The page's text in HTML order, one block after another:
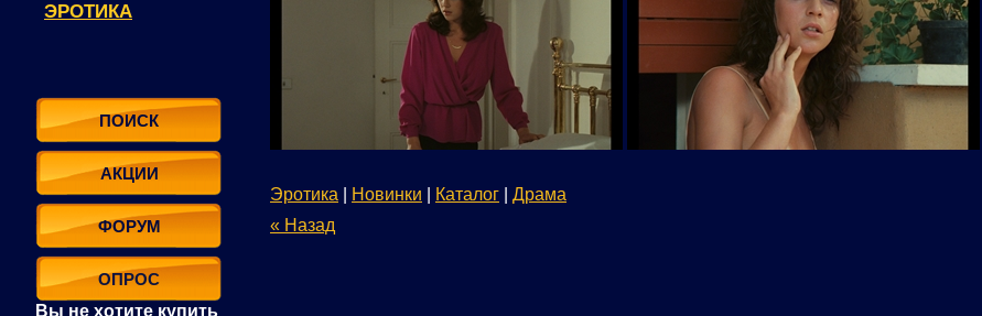
ЭРОТИКА
ПОИСК
АКЦИИ
ФОРУМ
ОПРОС
Вы не хотите купить
Эротика Новинки Каталог
Драма
« Назад